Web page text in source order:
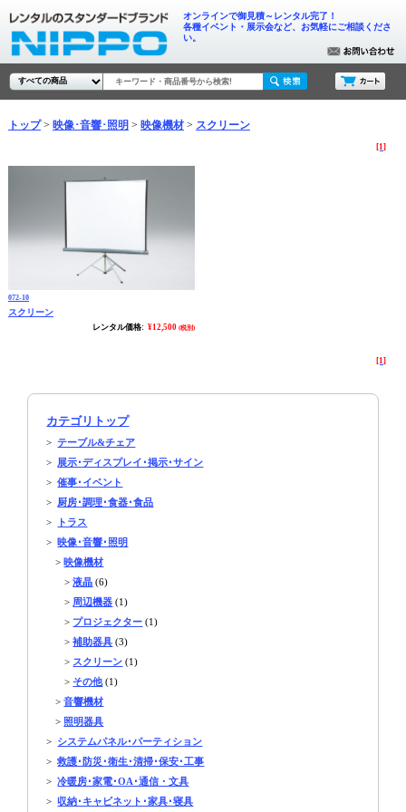
オンラインで御見積～レンタル完了！
各種イベント・展示会など、お気軽にご相談くださ
い。
トップ 映像･音響･照明 映像機材 スクリーン
[1]
072-10
スクリーン
レンタル価格:¥12,500 (税別)
[1]
カテゴリトップ
>テーブル&チェア
> 展示･ディスプレイ･掲示･サイン
>催事･イベント
> 厨房･調理･食器･食品
>
トラス
>映像･音響･照明
>映像機材
>液晶 (6)
> 周辺機器 (1)
> プロジェクター (1)
>補助器具 (3)
> スクリーン (1)
> その他(1)
>音響機材
> 照明器具
> システムパネル･パーティション
>救護･防災･衛生･清掃･保安･工事
>冷暖房･家電･OA･通信・文具
>収納･キャビネット･家具･寝具